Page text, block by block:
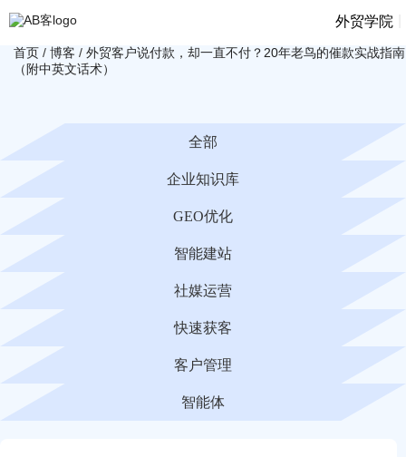
外贸学院
首页 / 博客 / 外贸客户说付款，却一直不付？20年老鸟的催款实战指南
（附中英文话术）
全部
企业知识库
GEO优化
智能建站
社媒运营
快速获客
客户管理
智能体